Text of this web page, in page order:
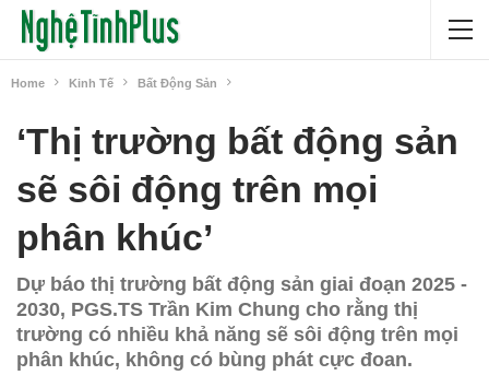
Home Kinh Tế Bất Động Sản
‘Thị trường bất động sản
sẽ sôi động trên mọi
phân khúc’
Dự báo thị trường bất động sản giai đoạn 2025 -
2030, PGS.TS Trần Kim Chung cho rằng thị
trường có nhiều khả năng sẽ sôi động trên mọi
phân khúc, không có bùng phát cực đoan.